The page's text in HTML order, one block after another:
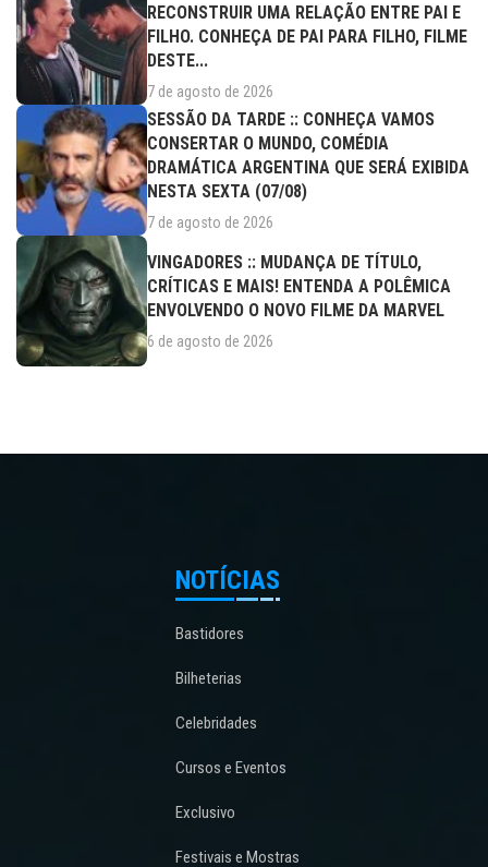
RECONSTRUIR UMA RELAÇÃO ENTRE PAI E
FILHO. CONHEÇA DE PAI PARA FILHO, FILME
DESTE...
7 de agosto de 2026
SESSÃO DA TARDE :: CONHEÇA VAMOS
CONSERTAR O MUNDO, COMÉDIA
DRAMÁTICA ARGENTINA QUE SERÁ EXIBIDA
NESTA SEXTA (07/08)
7 de agosto de 2026
VINGADORES :: MUDANÇA DE TÍTULO,
CRÍTICAS E MAIS! ENTENDA A POLÊMICA
ENVOLVENDO O NOVO FILME DA MARVEL
6 de agosto de 2026
NOTÍCIAS
Bastidores
Bilheterias
Celebridades
Cursos e Eventos
Exclusivo
Festivais e Mostras